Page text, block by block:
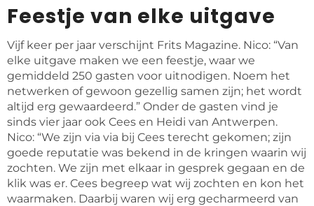
Feestje van elke uitgave
Vijf keer per jaar verschijnt Frits Magazine. Nico: “Van
elke uitgave maken we een feestje, waar we
gemiddeld 250 gasten voor uitnodigen. Noem het
netwerken of gewoon gezellig samen zijn; het wordt
altijd erg gewaardeerd.” Onder de gasten vind je
sinds vier jaar ook Cees en Heidi van Antwerpen.
Nico: “We zijn via via bij Cees terecht gekomen; zijn
goede reputatie was bekend in de kringen waarin wij
zochten. We zijn met elkaar in gesprek gegaan en de
klik was er. Cees begreep wat wij zochten en kon het
waarmaken. Daarbij waren wij erg gecharmeerd van